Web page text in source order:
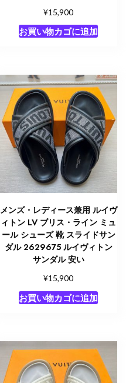
¥15,900
お買い物カゴに追加
メンズ・レディース兼用 ルイヴ
ィトン LV ブリス・ライン ミュ
ール シューズ 靴 スライドサン
ダル 2629675 ルイヴィトン
サンダル 安い
¥15,900
お買い物カゴに追加